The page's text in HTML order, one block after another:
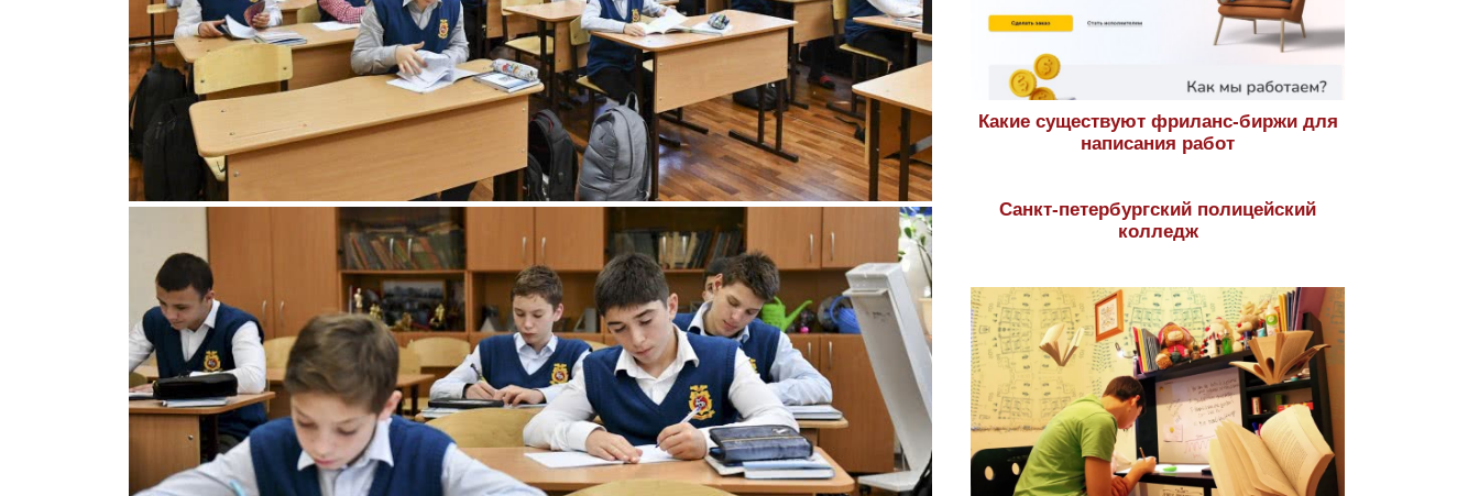
Какие существуют фриланс-биржи для
написания работ
Санкт-петербургский полицейский
колледж